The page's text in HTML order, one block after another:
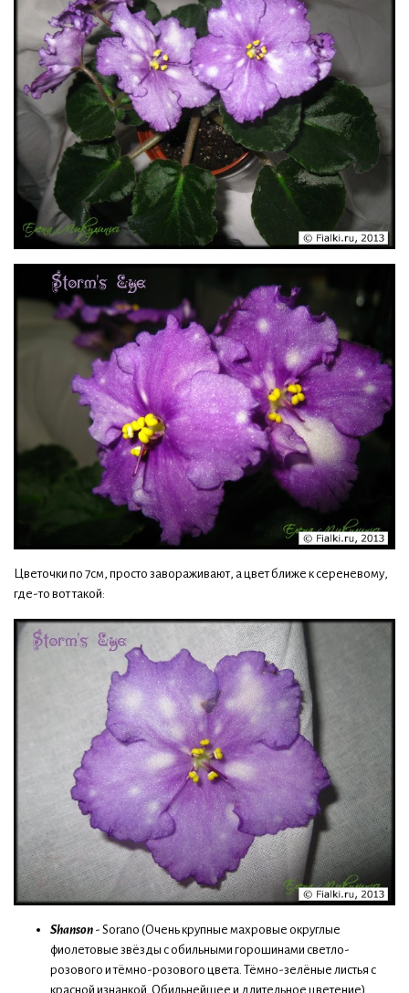
Цветочки по 7см, просто завораживают, а цвет ближе к сереневому,
где-то вот такой:
Shanson - Sorano (Очень крупные махровые округлые
фиолетовые звёзды с обильными горошинами светло-
розового и тёмно-розового цвета. Тёмно-зелёные листья с
красной изнанкой. Обильнейшее и длительное цветение)